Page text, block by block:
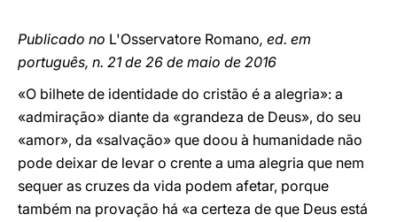
Publicado no L'Osservatore Romano, ed. em
português, n. 21 de 26 de maio de 2016
«O bilhete de identidade do cristão é a alegria»: a
«admiração» diante da «grandeza de Deus», do seu
«amor», da «salvação» que doou à humanidade não
pode deixar de levar o crente a uma alegria que nem
sequer as cruzes da vida podem afetar, porque
também na provação há «a certeza de que Deus está